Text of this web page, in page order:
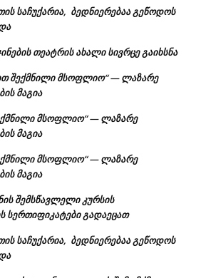
საჩუქარია, ბედნიერებაა გეწოდოს
თეატრის ახალი სივრცე გაიხსნა
შექმნილი მსოფლიო“ — ლაზარე
მაგია
მსოფლიო“ — ლაზარე
მაგია
მსოფლიო“ — ლაზარე
მაგია
შემსწავლელი კურსის
სერთიფიკატები გადაეცათ
საჩუქარია, ბედნიერებაა გეწოდოს